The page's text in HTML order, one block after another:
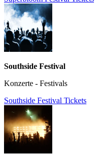
Southside Festival
Konzerte - Festivals
Southside Festival Tickets